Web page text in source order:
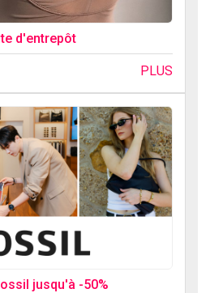
d'entrepôt
PLUS
jusqu'à -50%